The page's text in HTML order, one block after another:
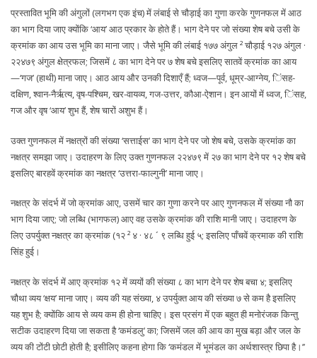
प्रस्तावित भूमि की अंगुलों (लगभग एक इंच) में लंबाई से चौड़ाई का गुणा करके गुणनफल में आठ
का भाग दिया जाए क्योंकि ‘आय’ आठ प्रकार के होते हैं। भाग देने पर जो संख्या शेष बचे उसी के
क्रमांक का आय उस भूमि का माना जाए। जैसे भूमि की लंबाई १७७ अंगुल ² चौड़ाई १२७ अंगुल ·
२२४७९ अंगुल क्षेत्रफल; जिसमें ८ का भाग देने पर ७ शेष बचे इसलिए सातवें क्रमांक का आय
—‘गज’ (हाथी) माना जाए। आठ आय और उनकी दिशाएँ हैं; ध्वज—पूर्व, धूम्र-आग्नेय, िंसह-
दक्षिण, श्वान-नैर्ऋत्य, वृष-पश्चिम, खर-वायव्य, गज-उत्तर, कौआ-ऐशान। इन आयों में ध्वज, िंसह,
गज और वृष ‘आय’ शुभ हैं, शेष चारों अशुभ हैं।
उक्त गुणनफल में नक्षत्रों की संख्या ‘सत्ताईस’ का भाग देने पर जो शेष बचे, उसके क्रमांक का
नक्षत्र समझा जाए। उदाहरण के लिए उक्त गुणनफल २२४७९ में २७ का भाग देने पर १२ शेष बचे
इसलिए बारहवें क्रमांक का नक्षत्र ‘उत्तरा-फाल्गुनी’ माना जाए।
नक्षत्र के संदर्भ में जो क्रमांक आए, उसमें चार का गुणा करने पर आए गुणनफल में संख्या नौ का
भाग दिया जाए; जो लब्धि (भागफल) आए वह उसके क्रमांक की राशि मानी जाए। उदाहरण के
लिए उपर्युक्त नक्षत्र का क्रमांक (१२ ² ४ · ४८ ´ ९ लब्धि हुई ५; इसलिए पाँचवें क्रमाक की राशि
सिंह हुई।
नक्षत्र के संदर्भ में आए क्रमांक १२ में व्ययों की संख्या ८ का भाग देने पर शेष बचा ४; इसलिए
चौथा व्यय ‘क्षय’ माना जाए। व्यय की यह संख्या, ४ उपर्युक्त आय की संख्या ७ से कम है इसलिए
यह शुभ है; क्योंकि आय से व्यय कम ही होना चाहिए। इस प्रसंग में एक बहुत ही मनोरंजक किन्तु
सटीक उदाहरण दिया जा सकता है ‘कमंडलु’ का; जिसमें जल की आय का मुख बड़ा और जल के
व्यय की टोंटी छोटी होती है; इसीलिए कहना होगा कि ‘कमंडल में भूमंडल का अर्थशास्त्र छिपा है।’’